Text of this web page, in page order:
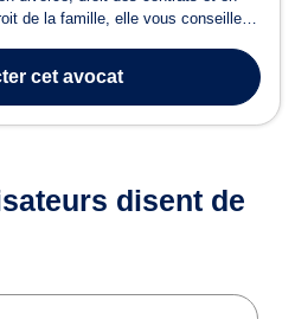
de la famille, elle vous conseille
de paternité, aux
cet avocat
disent de